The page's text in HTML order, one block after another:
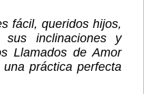
fácil, queridos hijos,
sus inclinaciones y
Llamados de Amor
práctica perfecta